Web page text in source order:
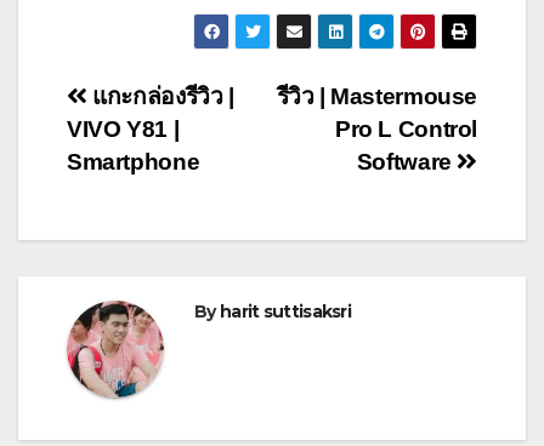
Post
navigation
รีวิว | Mastermouse
Pro L Control
Software
แกะกล่องรีวิว |
VIVO Y81 |
Smartphone
Byharit suttisaksri